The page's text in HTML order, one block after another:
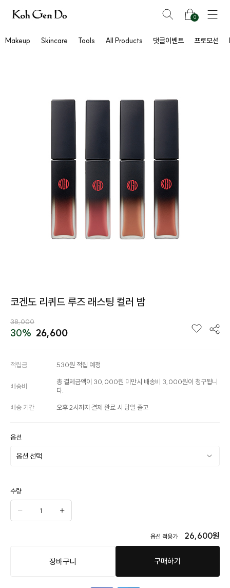
0
Makeup Skincare Tools All Products 댓글이벤트 프로모션
코겐도 리퀴드 루즈 래스팅 컬러 밤
38,000
30% 26,600
적립금 530원 적립 예정
배송비
총 결제금액이 30,000원 미만시 배송비 3,000원이 청구됩니
다.
배송 기간 오후 2시까지 결제 완료 시 당일 출고
옵션
수량
옵션 적용가 26,600원
장바구니 구매하기